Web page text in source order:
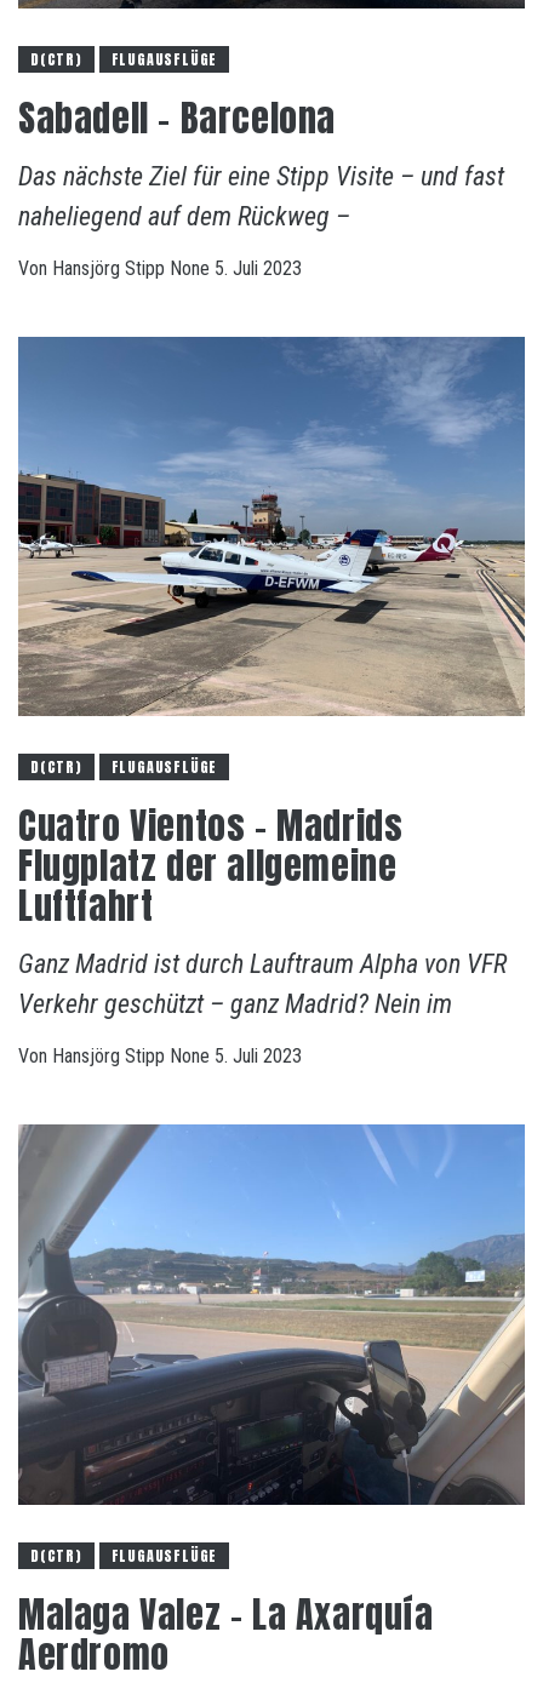
D(CTR) FLUGAUSFLÜGE
Sabadell – Barcelona
Das nächste Ziel für eine Stipp Visite – und fast
naheliegend auf dem Rückweg –
Von Hansjörg Stipp None 5. Juli 2023
D(CTR) FLUGAUSFLÜGE
Cuatro Vientos – Madrids
Flugplatz der allgemeine
Luftfahrt
Ganz Madrid ist durch Lauftraum Alpha von VFR
Verkehr geschützt – ganz Madrid? Nein im
Von Hansjörg Stipp None 5. Juli 2023
D(CTR) FLUGAUSFLÜGE
Malaga Valez – La Axarquía
Aerdromo